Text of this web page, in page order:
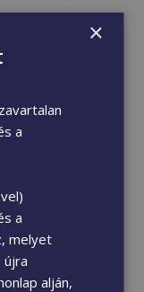
6*90 mm A2
távolsága: 500-
felett
3 m2 felület
ajánlott
×
a
a
melyet
újra
alján,